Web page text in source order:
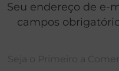
Seu endereço de e-
campos